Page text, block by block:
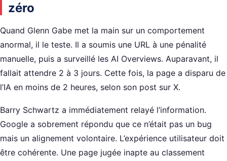
zéro
Quand Glenn Gabe met la main sur un comportement
anormal, il le teste. Il a soumis une URL à une pénalité
manuelle, puis a surveillé les AI Overviews. Auparavant, il
fallait attendre 2 à 3 jours. Cette fois, la page a disparu de
l’IA en moins de 2 heures, selon son post sur X.
Barry Schwartz a immédiatement relayé l’information.
Google a sobrement répondu que ce n’était pas un bug
mais un alignement volontaire. L’expérience utilisateur doit
être cohérente. Une page jugée inapte au classement